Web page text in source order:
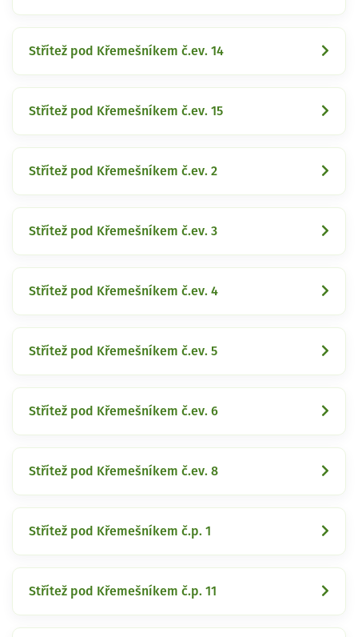
Střítež pod Křemešníkem č.ev. 14
Střítež pod Křemešníkem č.ev. 15
Střítež pod Křemešníkem č.ev. 2
Střítež pod Křemešníkem č.ev. 3
Střítež pod Křemešníkem č.ev. 4
Střítež pod Křemešníkem č.ev. 5
Střítež pod Křemešníkem č.ev. 6
Střítež pod Křemešníkem č.ev. 8
Střítež pod Křemešníkem č.p. 1
Střítež pod Křemešníkem č.p. 11